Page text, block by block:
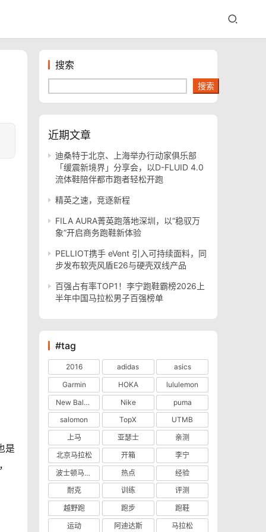
是
搜索
搜索
近期文章
迪桑特于北京、上海举办行动家俱乐部
「缓震新境界」分享会，以D-FLUID 4.0
流体鞋陪伴都市跑者轻松开跑
精英之速，竞逐新程
FILA AURA菁英跑落地深圳，以“稳驭万
象”开启商务跑鞋新体验
PELLIOT携手 eVent 引入可持续面料，同
步发布软壳风盾E26与硬壳双线产品
百强占有率TOP1！李宁跑鞋霸榜2026上
半年中国马拉松男子百强榜单
#tag
2016 adidas
asics
Garmin
HOKA
lululemon
New Balance
Nike
puma
salomon
TopX
UTMB
上马
亚瑟士
亲测
北京马拉松
开箱
李宁
波士顿马拉松
热点
经验
耐克
训练
评测
越野跑
跑步
跑鞋
运动
阿迪达斯 马拉松